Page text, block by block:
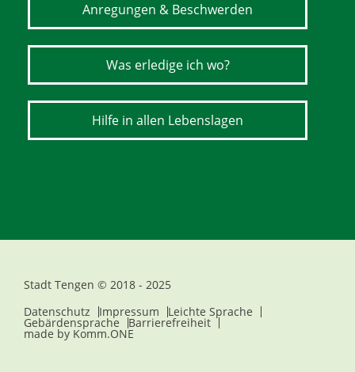
Anregungen & Beschwerden
Was erledige ich wo?
Hilfe in allen Lebenslagen
Stadt Tengen © 2018 - 2025
Datenschutz
Impressum Leichte Sprache
Gebärdensprache Barrierefreiheit
made by Komm.ONE